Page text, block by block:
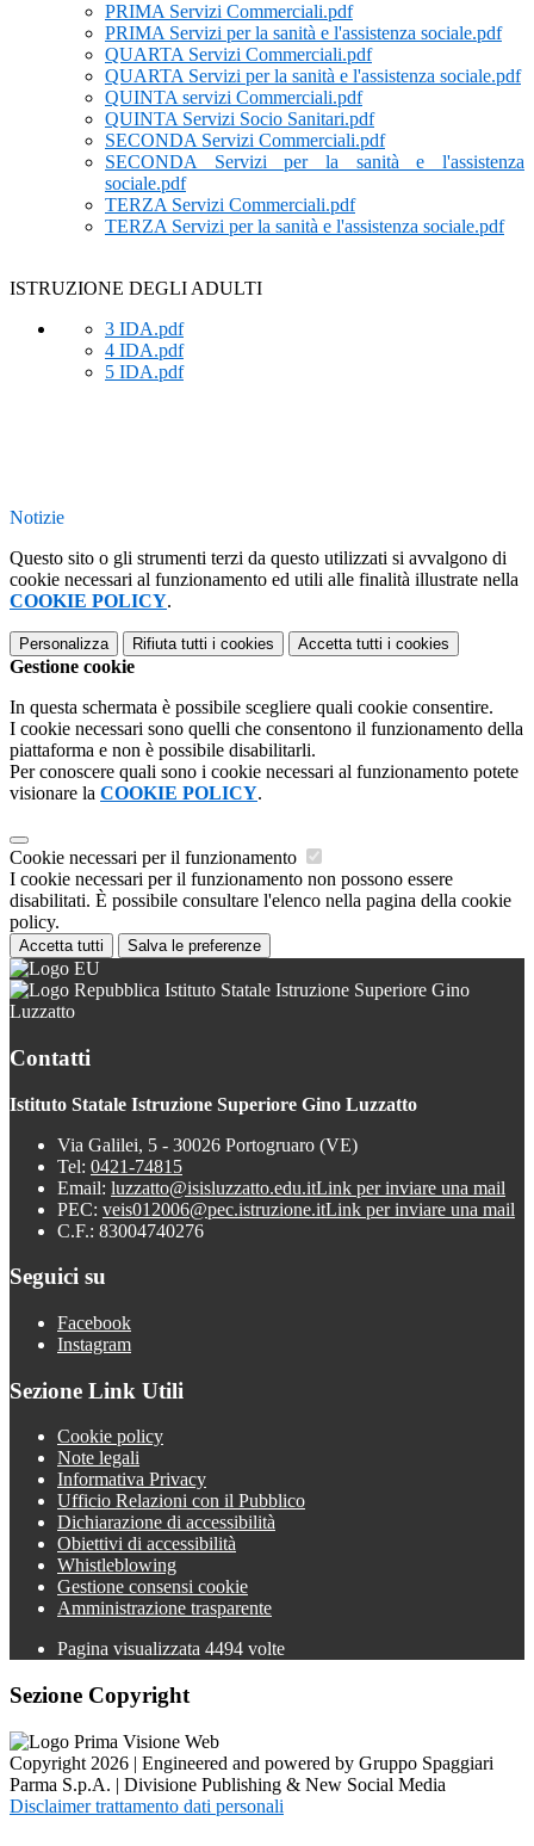
PRIMA Servizi Commerciali.pdf
PRIMA Servizi per la sanità e l'assistenza sociale.pdf
QUARTA Servizi Commerciali.pdf
QUARTA Servizi per la sanità e l'assistenza sociale.pdf
QUINTA servizi Commerciali.pdf
QUINTA Servizi Socio Sanitari.pdf
SECONDA Servizi Commerciali.pdf
SECONDA Servizi per la sanità e l'assistenza
sociale.pdf
TERZA Servizi Commerciali.pdf
TERZA Servizi per la sanità e l'assistenza sociale.pdf
ISTRUZIONE DEGLI ADULTI
3 IDA.pdf
4 IDA.pdf
5 IDA.pdf
Notizie
Questo sito o gli strumenti terzi da questo utilizzati si avvalgono di
cookie necessari al funzionamento ed utili alle finalità illustrate nella
COOKIE POLICY.
Personalizza Rifiuta tutti i cookies Accetta tutti i cookies
Gestione cookie
In questa schermata è possibile scegliere quali cookie consentire.
I cookie necessari sono quelli che consentono il funzionamento della
piattaforma e non è possibile disabilitarli.
Per conoscere quali sono i cookie necessari al funzionamento potete
visionare la COOKIE POLICY.
Cookie necessari per il funzionamento
I cookie necessari per il funzionamento non possono essere
disabilitati. È possibile consultare l'elenco nella pagina della cookie
policy.
Accetta tutti Salva le preferenze
Istituto Statale Istruzione Superiore Gino
Luzzatto
Contatti
Istituto Statale Istruzione Superiore Gino Luzzatto
Via Galilei, 5 - 30026 Portogruaro (VE)
Tel: 0421-74815
Email: luzzatto@isisluzzatto.edu.itLink per inviare una mail
PEC: veis012006@pec.istruzione.itLink per inviare una mail
C.F.: 83004740276
Seguici su
Facebook
Instagram
Sezione Link Utili
Cookie policy
Note legali
Informativa Privacy
Ufficio Relazioni con il Pubblico
Dichiarazione di accessibilità
Obiettivi di accessibilità
Whistleblowing
Gestione consensi cookie
Amministrazione trasparente
Pagina visualizzata 4494 volte
Sezione Copyright
Copyright 2026 | Engineered and powered by Gruppo Spaggiari
Parma S.p.A. | Divisione Publishing & New Social Media
Disclaimer trattamento dati personali